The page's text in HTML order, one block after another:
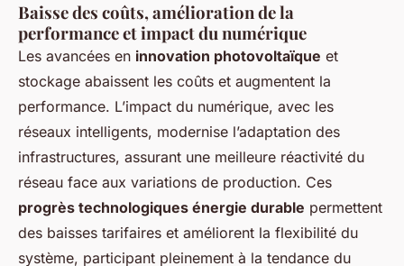
Baisse des coûts, amélioration de la
performance et impact du numérique
Les avancées en innovation photovoltaïque et
stockage abaissent les coûts et augmentent la
performance. L’impact du numérique, avec les
réseaux intelligents, modernise l’adaptation des
infrastructures, assurant une meilleure réactivité du
réseau face aux variations de production. Ces
progrès technologiques énergie durable permettent
des baisses tarifaires et améliorent la flexibilité du
système, participant pleinement à la tendance du